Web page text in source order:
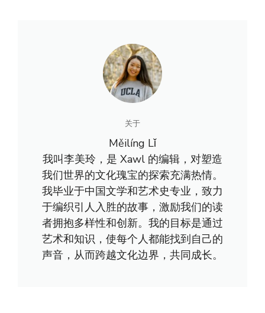
关于
Měilíng Lǐ
我叫李美玲，是 Xawl 的编辑，对塑造
我们世界的文化瑰宝的探索充满热情。
我毕业于中国文学和艺术史专业，致力
于编织引人入胜的故事，激励我们的读
者拥抱多样性和创新。我的目标是通过
艺术和知识，使每个人都能找到自己的
声音，从而跨越文化边界，共同成长。